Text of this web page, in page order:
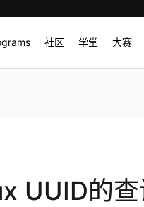
社区 学堂 大赛
UUID的